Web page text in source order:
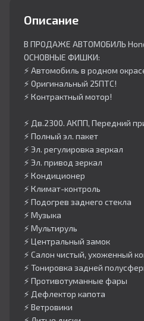
Описание
В ПРОДАЖЕ АВТОМОБИЛЬ
ОСНОВНЫЕ ФИШКИ:
⚡️ Автомобиль в родном
⚡️ Оригинальный 25ПТС!
⚡️ Контрактный мотор!
⚡️ Дв.2300. АКПП, Передний
⚡️ Полный эл. пакет
⚡️ Эл. регулировка зеркал
⚡️ Эл. привод зеркал
⚡️ Кондиционер
⚡️ Климат-контроль
⚡️ Подогрев заднего стекла
⚡️ Музыка
⚡️ Мультируль
⚡️ Центральный замок
⚡️ Салон чистый, ухоженный
⚡️ Тонировка задней
⚡️ Противотуманные фары
⚡️ Дефлектор капота
⚡️ Ветровики